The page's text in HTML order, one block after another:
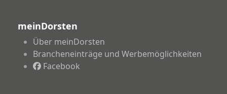
meinDorsten
Über meinDorsten
Brancheneinträge und Werbemöglichkeiten
Facebook